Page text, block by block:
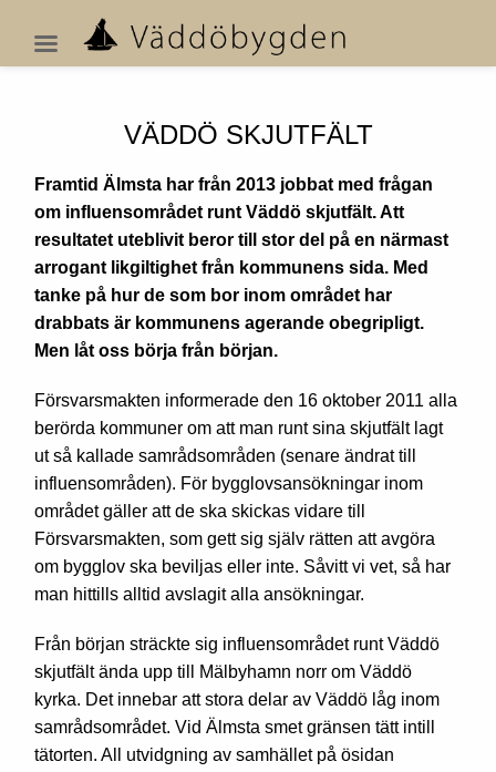
VÄDDÖ SKJUTFÄLT
Framtid Älmsta har från 2013 jobbat med frågan
om influensområdet runt Väddö skjutfält. Att
resultatet uteblivit beror till stor del på en närmast
arrogant likgiltighet från kommunens sida. Med
tanke på hur de som bor inom området har
drabbats är kommunens agerande obegripligt.
Men låt oss börja från början.
Försvarsmakten informerade den 16 oktober 2011 alla
berörda kommuner om att man runt sina skjutfält lagt
ut så kallade samrådsområden (senare ändrat till
influensområden). För bygglovsansökningar inom
området gäller att de ska skickas vidare till
Försvarsmakten, som gett sig själv rätten att avgöra
om bygglov ska beviljas eller inte. Såvitt vi vet, så har
man hittills alltid avslagit alla ansökningar.
Från början sträckte sig influensområdet runt Väddö
skjutfält ända upp till Mälbyhamn norr om Väddö
kyrka. Det innebar att stora delar av Väddö låg inom
samrådsområdet. Vid Älmsta smet gränsen tätt intill
tätorten. All utvidgning av samhället på ösidan